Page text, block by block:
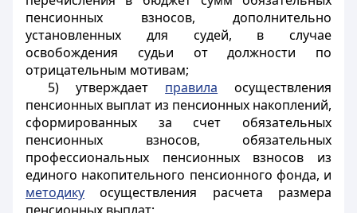
пенсионных взносов, дополнительно
установленных для судей, в случае
освобождения судьи от должности по
отрицательным мотивам;
5) утверждает правила осуществления
пенсионных выплат из пенсионных накоплений,
сформированных за счет обязательных
пенсионных взносов, обязательных
профессиональных пенсионных взносов из
единого накопительного пенсионного фонда, и
методику осуществления расчета размера